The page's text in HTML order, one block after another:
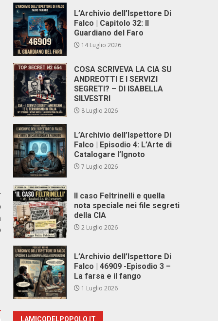
L’Archivio dell’Ispettore Di
Falco | Capitolo 32: Il
Guardiano del Faro
14 Luglio 2026
COSA SCRIVEVA LA CIA SU
ANDREOTTI E I SERVIZI
SEGRETI? – DI ISABELLA
SILVESTRI
8 Luglio 2026
L’Archivio dell’Ispettore Di
Falco | Episodio 4: L’Arte di
Catalogare l’Ignoto
7 Luglio 2026
Il caso Feltrinelli e quella
nota speciale nei file segreti
della CIA
2 Luglio 2026
L’Archivio dell’Ispettore Di
Falco | 46909 -Episodio 3 –
La farsa e il fango
1 Luglio 2026
LAMICODELPOPOLO.IT